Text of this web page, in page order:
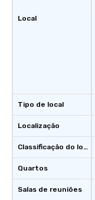
Local
Tipo de local
Localização
Classificação do local
Quartos
Salas de reuniões